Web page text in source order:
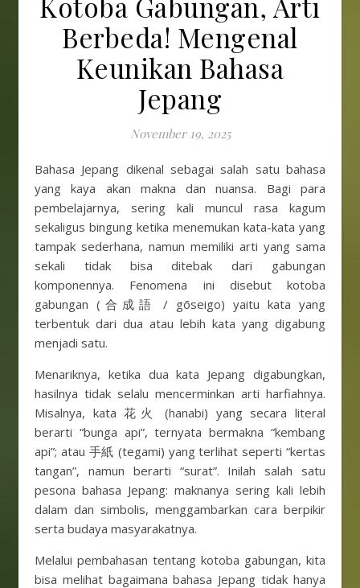
Berbeda! Mengenal
Keunikan Bahasa
Jepang
November 19, 2025
Bahasa Jepang dikenal sebagai salah satu bahasa
yang kaya akan makna dan nuansa. Bagi para
pembelajarnya, sering kali muncul rasa kagum
sekaligus bingung ketika menemukan kata-kata yang
tampak sederhana, namun memiliki arti yang sama
sekali tidak bisa ditebak dari gabungan
komponennya. Fenomena ini disebut kotoba
gabungan (合成語 / gōseigo) yaitu kata yang
terbentuk dari dua atau lebih kata yang digabung
menjadi satu.
Menariknya, ketika dua kata Jepang digabungkan,
hasilnya tidak selalu mencerminkan arti harfiahnya.
Misalnya, kata 花火 (hanabi) yang secara literal
berarti “bunga api”, ternyata bermakna “kembang
api”; atau 手紙 (tegami) yang terlihat seperti “kertas
tangan”, namun berarti “surat”. Inilah salah satu
pesona bahasa Jepang: maknanya sering kali lebih
dalam dan simbolis, menggambarkan cara berpikir
serta budaya masyarakatnya.
Melalui pembahasan tentang kotoba gabungan, kita
bisa melihat bagaimana bahasa Jepang tidak hanya